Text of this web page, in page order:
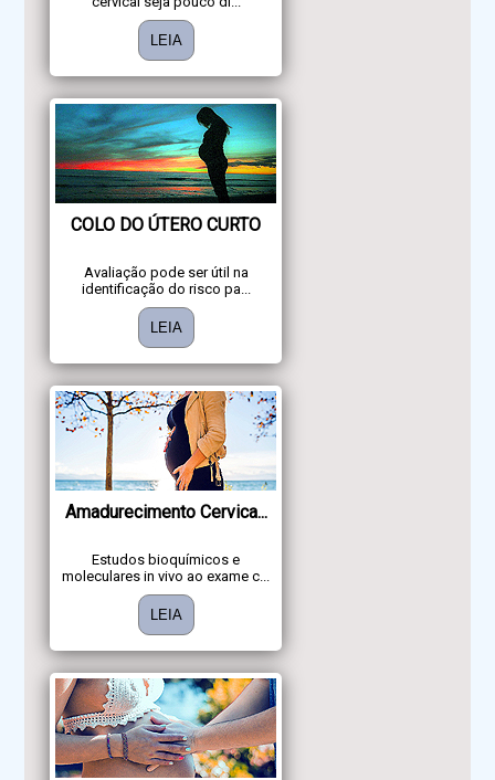
LEIA
COLO DO ÚTERO CURTO
Avaliação pode ser útil na
identificação do risco pa...
LEIA
Amadurecimento Cervica...
Estudos bioquímicos e
moleculares in vivo ao exame c...
LEIA